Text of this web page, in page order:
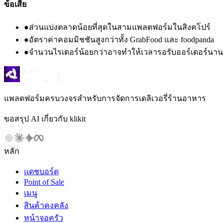
ข้อเสีย
●ส่วนแบ่งตลาดน้อยที่สุดในสามแพลตฟอร์มในสิงคโปร์
●อัตราค่าคอมมิชชันสูงกว่าทั้ง GrabFood และ foodpanda
●จำนวนไรเดอร์น้อยกว่าอาจทำให้เวลารอรับออร์เดอร์น
แพลตฟอร์มครบวงจรสำหรับการจัดการเดลิเวอรี่ร้านอาหาร
ขอสรุป AI เกี่ยวกับ klikit
หลัก
แดชบอร์ด
Point of Sale
เมนู
สินค้าคงคลัง
หน้าจอครัว